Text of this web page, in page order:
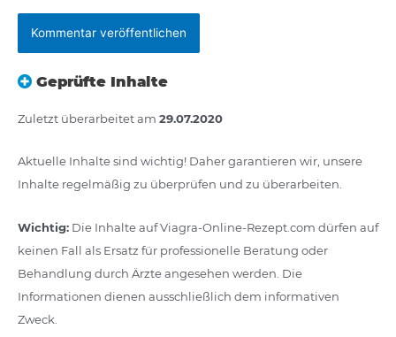
Geprüfte Inhalte
Zuletzt überarbeitet am 29.07.2020
Aktuelle Inhalte sind wichtig! Daher garantieren wir, unsere
Inhalte regelmäßig zu überprüfen und zu überarbeiten.
Wichtig: Die Inhalte auf Viagra-Online-Rezept.com dürfen auf
keinen Fall als Ersatz für professionelle Beratung oder
Behandlung durch Ärzte angesehen werden. Die
Informationen dienen ausschließlich dem informativen
Zweck.